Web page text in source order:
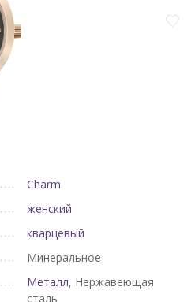
Charm
женский
кварцевый
Минеральное
Металл, Нержавеющая
сталь